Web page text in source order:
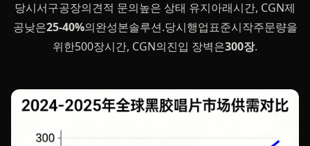
당시서구공장의견적 문의높은 상태 유지아래시간, CGN제
공낮은25-40%의완성본솔루션.당시행업표준시작주문량을
위한500장시간, CGN의진입 장벽은300장.